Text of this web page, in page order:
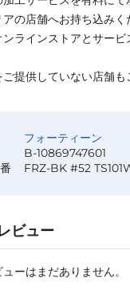
の店舗へお持ち込みく
ラインストアとサー
提供していない店舗も
フォーティーン
B-10869747601
FRZ-BK #52
ビュー
ーはまだありません。